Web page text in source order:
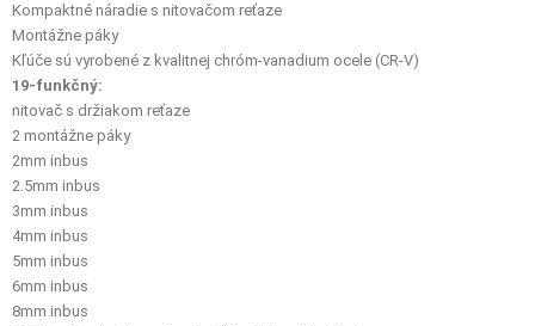
Kompaktné náradie s nitovačom reťaze
Montážne páky
Kľúče sú vyrobené z kvalitnej chróm-vanadium ocele (CR-V)
19-funkčný:
nitovač s držiakom reťaze
2 montážne páky
2mm inbus
2.5mm inbus
3mm inbus
4mm inbus
5mm inbus
6mm inbus
8mm inbus